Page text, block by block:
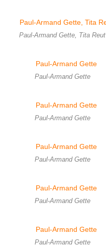
Paul-Armand Gette, Tita Reut
Paul-Armand Gette
Paul-Armand Gette
Paul-Armand Gette
Paul-Armand Gette
Paul-Armand Gette